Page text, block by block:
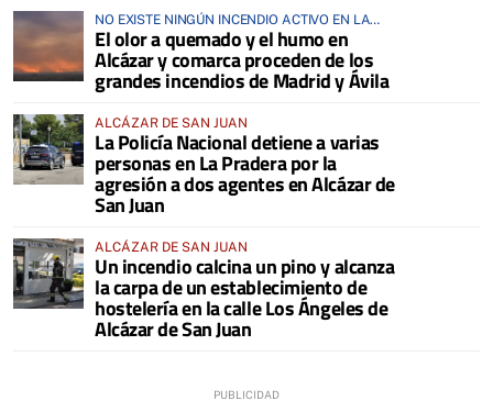
NO EXISTE NINGÚN INCENDIO ACTIVO EN LA
COMARCA
El olor a quemado y el humo en
Alcázar y comarca proceden de los
grandes incendios de Madrid y Ávila
ALCÁZAR DE SAN JUAN
La Policía Nacional detiene a varias
personas en La Pradera por la
agresión a dos agentes en Alcázar de
San Juan
ALCÁZAR DE SAN JUAN
Un incendio calcina un pino y alcanza
la carpa de un establecimiento de
hostelería en la calle Los Ángeles de
Alcázar de San Juan